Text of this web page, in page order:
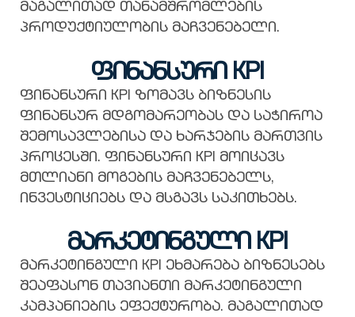
მაგალითად თანამშრომლების
პროდუქტიულობის მაჩვენებელი.
ფინანსური KPI
ფინანსური KPI ზომავს ბიზნესის
ფინანსურ მდგომარეობას და საჭიროა
შემოსავლებისა და ხარჯების მართვის
პროცესში. ფინანსური KPI მოიცავს
მთლიანი მოგების მაჩვენებელს,
ინვესტიციებს და მსგავს საკითხებს.
მარკეტინგული KPI
მარკეტინგული KPI ეხმარება ბიზნესებს
შეაფასონ თავიანთი მარკეტინგული
კამპანიების ეფექტურობა. მაგალითად